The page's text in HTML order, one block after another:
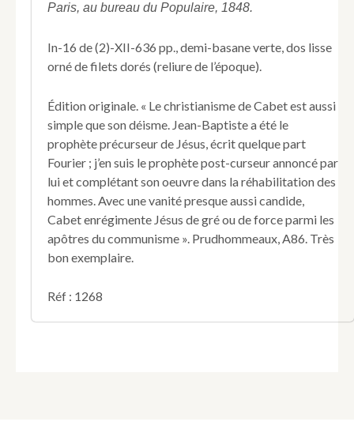
Christ.
Paris, au bureau du Populaire, 1848.
In-16 de (2)-XII-636 pp., demi-basane verte, dos lisse
orné de filets dorés (reliure de l’époque).
Édition originale. « Le christianisme de Cabet est aussi
simple que son déisme. Jean-Baptiste a été le
prophète précurseur de Jésus, écrit quelque part
Fourier ; j’en suis le prophète post-curseur annoncé par
lui et complétant son oeuvre dans la réhabilitation des
hommes. Avec une vanité presque aussi candide,
Cabet enrégimente Jésus de gré ou de force parmi les
apôtres du communisme ». Prudhommeaux, A86. Très
bon exemplaire.
Réf : 1268